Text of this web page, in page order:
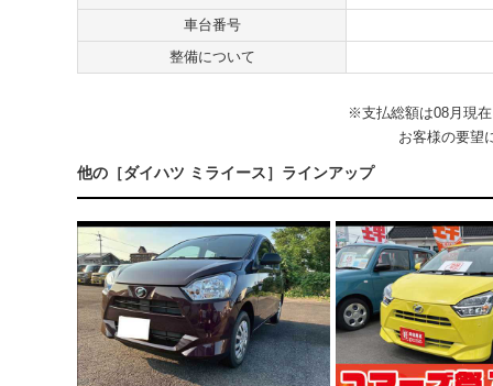
車台番号
整備について
※⽀払総額は08⽉現
お客様の要望
他の［ダイハツ ミライース］ラインアップ